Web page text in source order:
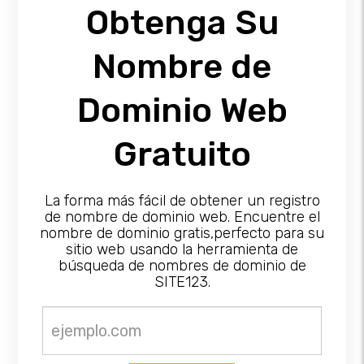
Obtenga Su
Nombre de
Dominio Web
Gratuito
La forma más fácil de obtener un registro
de nombre de dominio web. Encuentre el
nombre de dominio gratis,perfecto para su
sitio web usando la herramienta de
búsqueda de nombres de dominio de
SITE123.